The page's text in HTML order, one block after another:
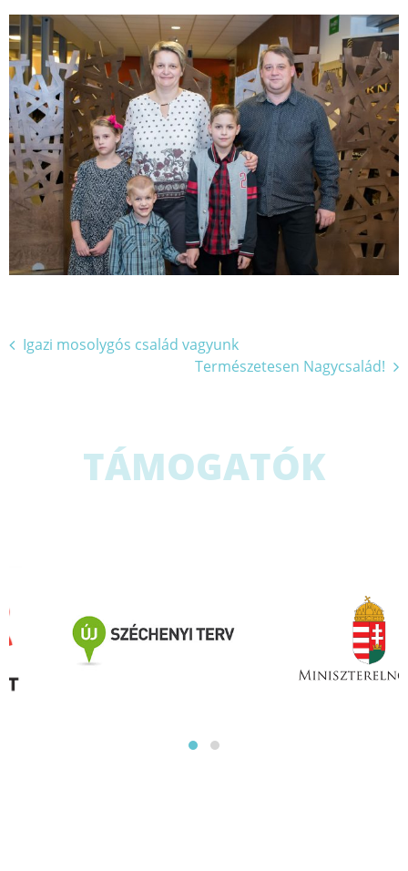
Bejegyzés
Igazi mosolygós család vagyunk
Természetesen Nagycsalád!
TÁMOGATÓK